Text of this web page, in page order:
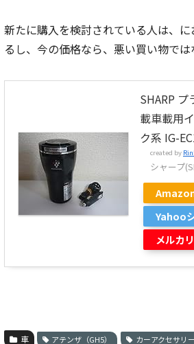
新たに購入を検討されている人は、
るし、今の価格なら、悪い買い物では
SHARP
載車載用
ク系 IG-
created by
シャープ
Yahoo
メルカリ
車 アテンザ（GH5） カーアクセサリー